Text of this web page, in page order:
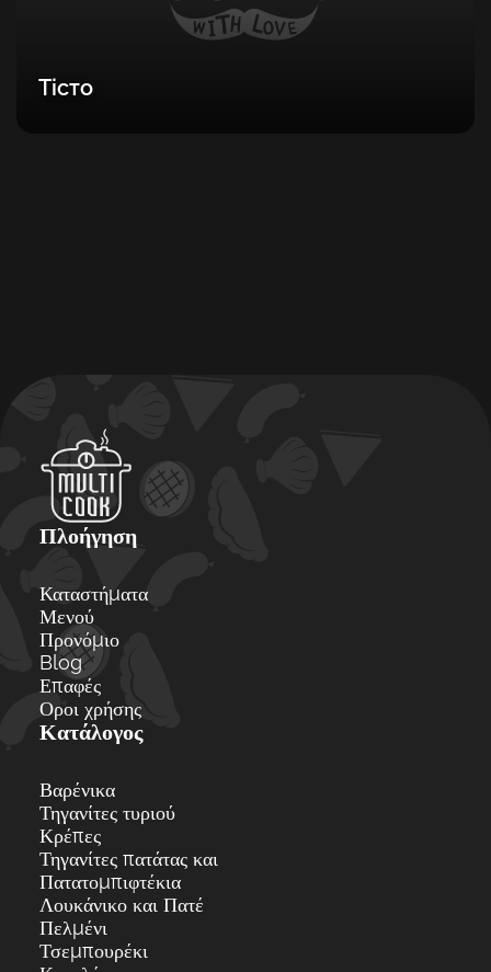
Тісто
Πλοήγηση
Καταστήματα
Μενού
Προνόμιο
Blog
Επαφές
Οροι χρήσης
Κατάλογος
Βαρένικα
Τηγανίτες τυριού
Κρέπες
Τηγανίτες πατάτας και
Πατατομπιφτέκια
Λουκάνικο και Πατέ
Πελμένι
Τσεμπουρέκι